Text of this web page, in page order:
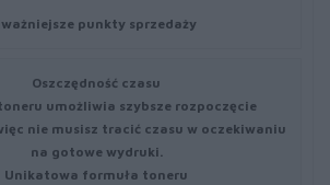
punkty sprzedaży
Oszczędność czasu
umożliwia szybsze rozpoczęcie
nie musisz tracić czasu w oczekiwaniu
na gotowe wydruki.
Unikatowa formuła toneru